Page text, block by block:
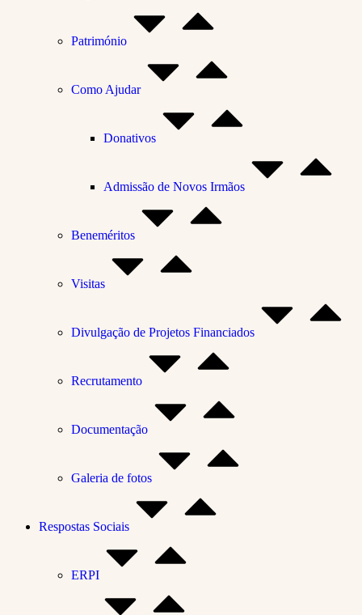
Património
Como Ajudar
Donativos
Admissão de Novos Irmãos
Beneméritos
Visitas
Divulgação de Projetos Financiados
Recrutamento
Documentação
Galeria de fotos
Respostas Sociais
ERPI